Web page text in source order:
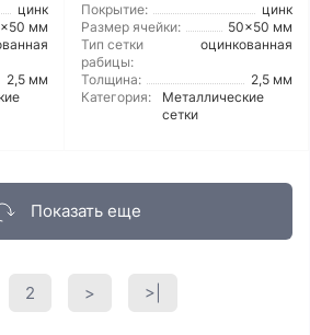
цинк
мм
2,5 мм
Покрытие:
цинк
Размер ячейки:
50x50 мм
Тип сетки
рабицы:
оцинкованная
Толщина:
2,5 мм
Категория:
Металлические
сетки
Показать еще
2 > >|